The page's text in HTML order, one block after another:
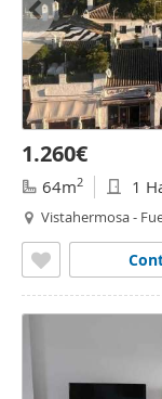
1.260€
64m2 1
Vistahermosa -